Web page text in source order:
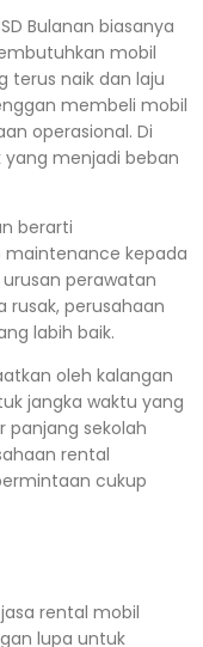
Bulanan biasanya
mobil
terus naik dan laju
membeli mobil
operasional. Di
menjadi beban
berarti
maintenance kepada
perawatan
rusak, perusahaan
labih baik.
oleh kalangan
jangka waktu yang
panjang sekolah
rental
cukup
rental mobil
lupa untuk